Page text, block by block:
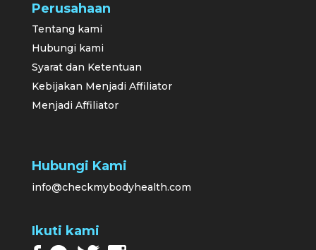
Perusahaan
Tentang kami
Hubungi kami
Syarat dan Ketentuan
Kebijakan Menjadi Affiliator
Menjadi Affiliator
Hubungi Kami
info@checkmybodyhealth.com
Ikuti kami